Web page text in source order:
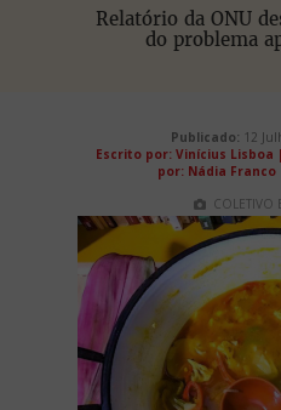
Relatório da ONU
do problema
Publicado: 12
Escrito por: Vinícius Lisboa
por: Nádia
COLETIVO